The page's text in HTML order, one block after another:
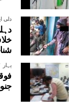
دلی
بہار